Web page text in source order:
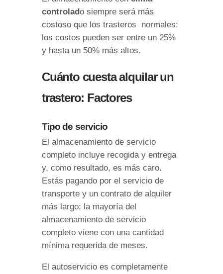
controlado siempre será más
costoso que los trasteros normales:
los costos pueden ser entre un 25%
y hasta un 50% más altos.
Cuánto cuesta alquilar un
trastero: Factores
Tipo de servicio
El almacenamiento de servicio
completo incluye recogida y entrega
y, como resultado, es más caro.
Estás pagando por el servicio de
transporte y un contrato de alquiler
más largo; la mayoría del
almacenamiento de servicio
completo viene con una cantidad
mínima requerida de meses.
El autoservicio es completamente